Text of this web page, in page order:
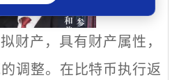
财产，具有财产属性，
调整。在比特币执行返